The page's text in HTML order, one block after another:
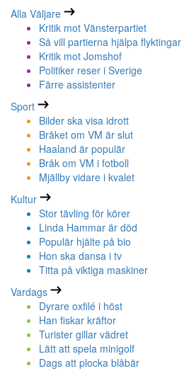
Alla Väljare
Kritik mot Vänsterpartiet
Så vill partierna hjälpa flyktingar
Kritik mot Jomshof
Politiker reser i Sverige
Färre assistenter
Sport
Bilder ska visa idrott
Bråket om VM är slut
Haaland är populär
Bråk om VM i fotboll
Mjällby vidare i kvalet
Kultur
Stor tävling för körer
Linda Hammar är död
Populär hjälte på bio
Hon ska dansa i tv
Titta på viktiga maskiner
Vardags
Dyrare oxfilé i höst
Han fiskar kräftor
Turister gillar vädret
Lätt att spela minigolf
Dags att plocka blåbär